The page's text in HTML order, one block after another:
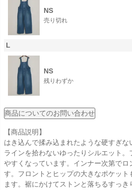
NS
売り切れ
L
NS
残りわずか
商品についてのお問い合わせ
【商品説明】
はき込んで揉み込まれたような硬すぎ
ラインを拾わないゆったりシルエット。
やすくなっています。インナー次第でロ
す。フロントとヒップの大きなポケッ
ます。裾にかけてストンと落ちるすっき